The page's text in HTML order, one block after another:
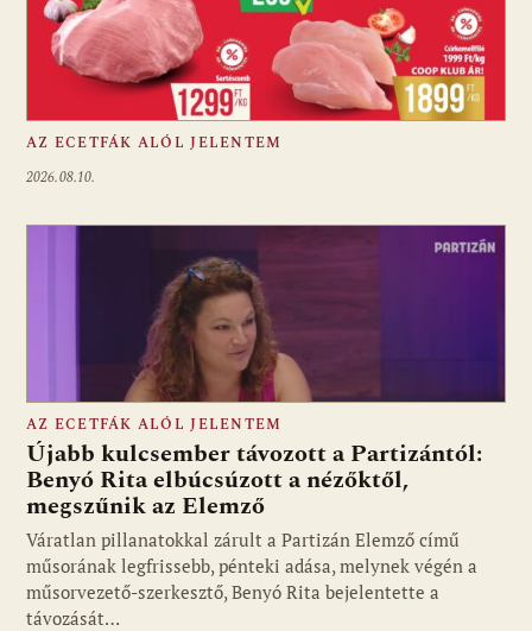
AZ ECETFÁK ALÓL JELENTEM
2026.08.10.
Fotó: media1.hu
AZ ECETFÁK ALÓL JELENTEM
Újabb kulcsember távozott a Partizántól:
Benyó Rita elbúcsúzott a nézőktől,
megszűnik az Elemző
Váratlan pillanatokkal zárult a Partizán Elemző című
műsorának legfrissebb, pénteki adása, melynek végén a
műsorvezető-szerkesztő, Benyó Rita bejelentette a
távozását…